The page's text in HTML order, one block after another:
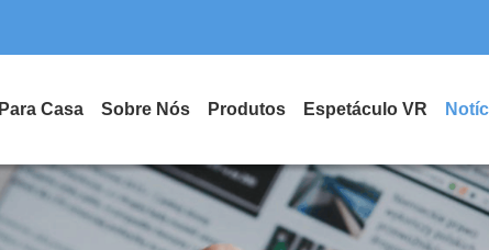
Para Casa Sobre Nós Produtos Espetáculo VR